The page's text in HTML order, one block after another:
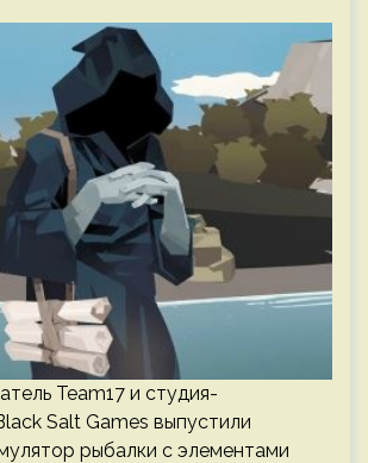
Team17 и студия-
Salt Games выпустили
рыбалки с элементами